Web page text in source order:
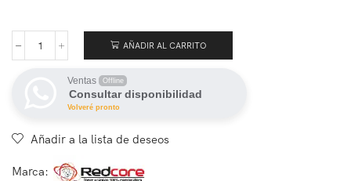
AÑADIR AL CARRITO
Ventas Offline
Consultar disponibilidad
Volveré pronto
Añadir a la lista de deseos
Marca: